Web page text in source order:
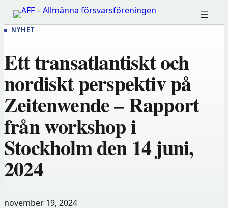
Hoppa
till
innehåll
NYHET
Ett transatlantiskt och
nordiskt perspektiv på
Zeitenwende – Rapport
från workshop i
Stockholm den 14 juni,
2024
november 19, 2024